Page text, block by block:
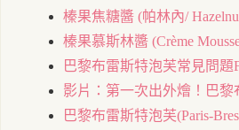
榛果焦糖醬 (帕林內/
榛果慕斯林醬 (Crème
巴黎布雷斯特泡芙常見問題
影片：第一次出外燴！巴黎
巴黎布雷斯特泡芙(Paris-